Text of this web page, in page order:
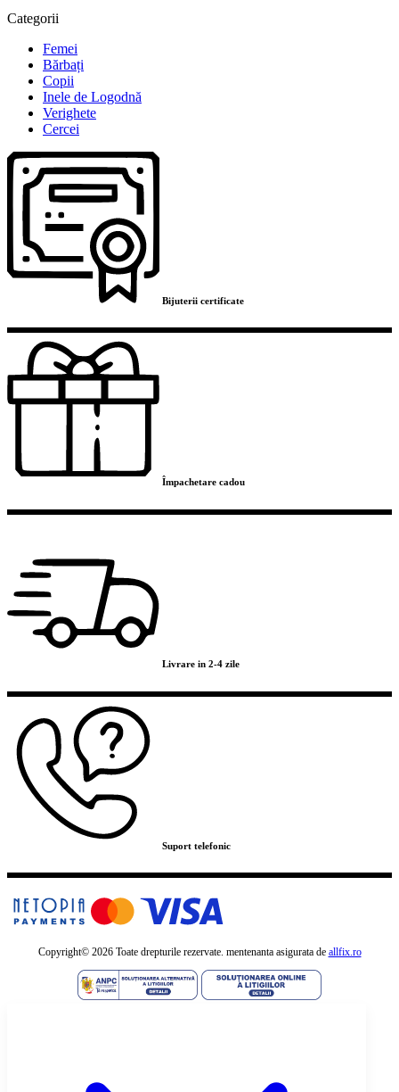
Categorii
Femei
Bărbați
Copii
Inele de Logodnă
Verighete
Cercei
Bijuterii certificate
Împachetare cadou
Livrare in 2-4 zile
Suport telefonic
Copyright© 2026 Toate drepturile rezervate. mentenanta asigurata de allfix.ro